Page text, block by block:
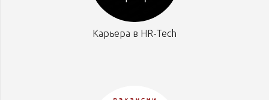
Карьера в HR-Tech